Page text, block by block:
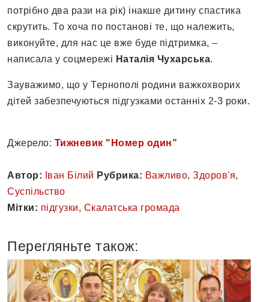
потрібно два рази на рік) інакше дитину спастика
скрутить. То хоча по постанові те, що належить,
виконуйте, для нас це вже буде підтримка, –
написала у соцмережі Наталія Чухарська.
Зауважимо, що у Тернополі родини важкохворих
дітей забезпечуються підгузками останніх 2-3 роки.
Джерело: Тижневик "Номер один"
Автор: Іван Білий Рубрика: Важливо, Здоров'я,
Суспільство
Мітки: підгузки, Скалатська громада
Перегляньте також: